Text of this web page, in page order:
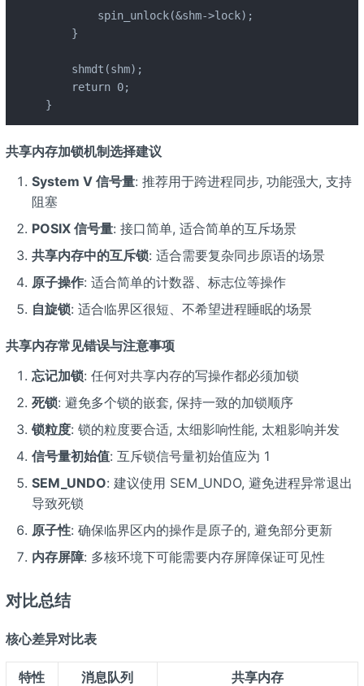
        spin_unlock(&shm->lock);
    }
    shmdt(shm);
    return 0;
}
共享内存加锁机制选择建议
System V 信号量: 推荐用于跨进程同步, 功能强大, 支持
阻塞
POSIX 信号量: 接口简单, 适合简单的互斥场景
共享内存中的互斥锁: 适合需要复杂同步原语的场景
原子操作: 适合简单的计数器、标志位等操作
自旋锁: 适合临界区很短、不希望进程睡眠的场景
共享内存常见错误与注意事项
忘记加锁: 任何对共享内存的写操作都必须加锁
死锁: 避免多个锁的嵌套, 保持一致的加锁顺序
锁粒度: 锁的粒度要合适, 太细影响性能, 太粗影响并发
信号量初始值: 互斥锁信号量初始值应为 1
SEM_UNDO: 建议使用 SEM_UNDO, 避免进程异常退出
导致死锁
原子性: 确保临界区内的操作是原子的, 避免部分更新
内存屏障: 多核环境下可能需要内存屏障保证可见性
对比总结
核心差异对比表
特性 消息队列
共享内存